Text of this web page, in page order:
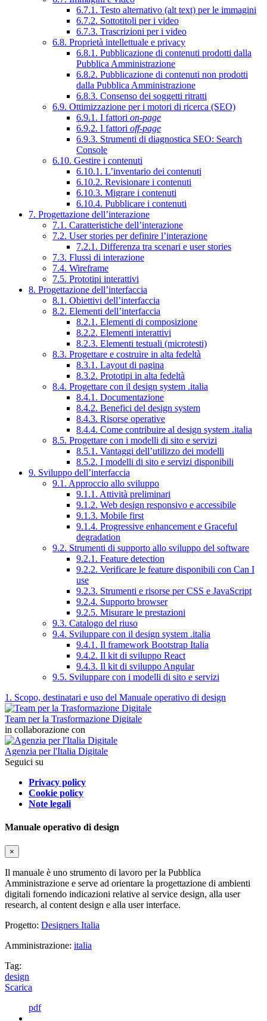
6.7.1. Testo alternativo (alt text) per le immagini
6.7.2. Sottotitoli per i video
6.7.3. Trascrizioni per i video
6.8. Proprietà intellettuale e privacy
6.8.1. Pubblicazione di contenuti prodotti dalla
Pubblica Amministrazione
6.8.2. Pubblicazione di contenuti non prodotti
dalla Pubblica Amministrazione
6.8.3. Consenso dei soggetti ritratti
6.9. Ottimizzazione per i motori di ricerca (SEO)
6.9.1. I fattori on-page
6.9.2. I fattori off-page
6.9.3. Strumenti di diagnostica SEO: Search
Console
6.10. Gestire i contenuti
6.10.1. L’inventario dei contenuti
6.10.2. Revisionare i contenuti
6.10.3. Migrare i contenuti
6.10.4. Pubblicare i contenuti
7. Progettazione dell’interazione
7.1. Caratteristiche dell’interazione
7.2. User stories per definire l’interazione
7.2.1. Differenza tra scenari e user stories
7.3. Flussi di interazione
7.4. Wireframe
7.5. Prototipi interattivi
8. Progettazione dell’interfaccia
8.1. Obiettivi dell’interfaccia
8.2. Elementi dell’interfaccia
8.2.1. Elementi di composizione
8.2.2. Elementi interattivi
8.2.3. Elementi testuali (microtesti)
8.3. Progettare e costruire in alta fedeltà
8.3.1. Layout di pagina
8.3.2. Prototipi in alta fedeltà
8.4. Progettare con il design system .italia
8.4.1. Documentazione
8.4.2. Benefici del design system
8.4.3. Risorse operative
8.4.4. Come contribuire al design system .italia
8.5. Progettare con i modelli di sito e servizi
8.5.1. Vantaggi dell’utilizzo dei modelli
8.5.2. I modelli di sito e servizi disponibili
9. Sviluppo dell’interfaccia
9.1. Approccio allo sviluppo
9.1.1. Attività preliminari
9.1.2. Web design responsivo e accessibile
9.1.3. Mobile first
9.1.4. Progressive enhancement e Graceful
degradation
9.2. Strumenti di supporto allo sviluppo del software
9.2.1. Feature detection
9.2.2. Verificare le feature disponibili con Can I
use
9.2.3. Strumenti e risorse per CSS e JavaScript
9.2.4. Supporto browser
9.2.5. Misurare le prestazioni
9.3. Catalogo del riuso
9.4. Sviluppare con il design system .italia
9.4.1. Il framework Bootstrap Italia
9.4.2. Il kit di sviluppo React
9.4.3. Il kit di sviluppo Angular
9.5. Sviluppare con i modelli di sito e servizi
1. Scopo, destinatari e uso del Manuale operativo di design
Team per la Trasformazione Digitale
in collaborazione con
Agenzia per l'Italia Digitale
Seguici su
Privacy policy
Cookie policy
Note legali
Manuale operativo di design
×
Il manuale è uno strumento di lavoro per la Pubblica
Amministrazione e serve ad orientare la progettazione di ambienti
digitali fornendo indicazioni relative al service design, alla user
research, al content design e alla user interface.
Progetto: Designers Italia
Amministrazione: italia
Tag:
design
Scarica
pdf